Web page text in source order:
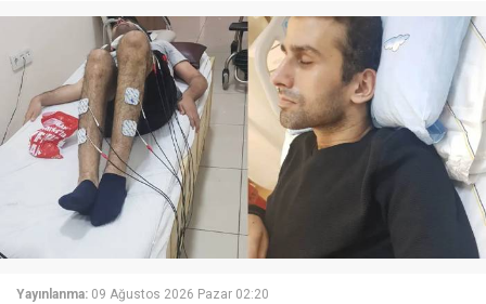
Yayınlanma: 09 Ağustos 2026 Pazar 02:20